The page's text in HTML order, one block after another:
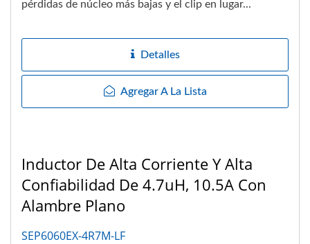
pérdidas de núcleo más bajas y el clip en lugar...
Detalles
Agregar A La Lista
Inductor De Alta Corriente Y Alta
Confiabilidad De 4.7uH, 10.5A Con
Alambre Plano
SEP6060EX-4R7M-LF